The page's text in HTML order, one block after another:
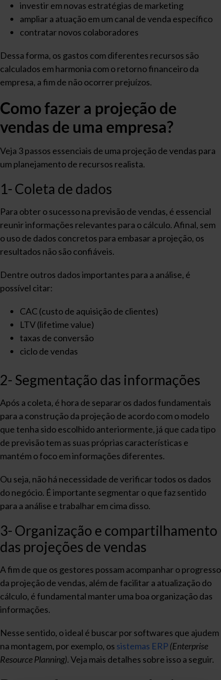
investir em novas estratégias de marketing
ampliar a atuação em um canal de venda específico
contratar novos colaboradores
Dessa forma, os gastos com diferentes recursos são
calculados em harmonia com o retorno financeiro da
empresa, a fim de não ocorrer prejuízos.
Como fazer a projeção de
vendas de uma empresa?
Veja 3 passos essenciais de uma projeção de vendas para
um planejamento de recursos realista.
1- Coleta de dados
Para obter o sucesso na previsão de vendas, é essencial
reunir informações relevantes para o cálculo. Afinal, sem
o uso de dados concretos para embasar a projeção, os
resultados não são confiáveis.
Dentre outros dados importantes para a análise, é
possível citar:
CAC (custo de aquisição de clientes)
LTV (lifetime value)
taxas de conversão
ciclo de vendas
2- Segmentação das informações
Após a coleta, é hora de separar os dados fundamentais
para a construção da projeção de acordo com o modelo
que tenha sido escolhido anteriormente, já que cada tipo
de previsão tem as suas próprias características e
mantém o foco em informações diferentes.
Ou seja, não há necessidade de verificar todos os dados
do negócio. É importante segmentar o que faz sentido
para a análise e trabalhar em cima disso.
3- Organização e compartilhamento
das projeções de vendas
A fim de que os gestores possam acompanhar o progresso
da projeção de vendas, além de facilitar a atualização do
cálculo, é fundamental manter uma boa organização das
informações.
Nesse sentido, o ideal é buscar por softwares que ajudem
na montagem, por exemplo, os sistemas ERP(Enterprise
Resource Planning). Veja mais detalhes sobre isso a seguir.